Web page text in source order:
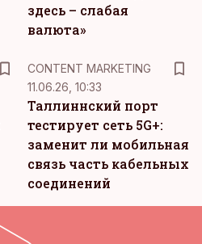
здесь – слабая
валюта»
CONTENT MARKETING
11.06.26, 10:33
Таллиннский порт
тестирует сеть 5G+:
заменит ли мобильная
связь часть кабельных
соединений